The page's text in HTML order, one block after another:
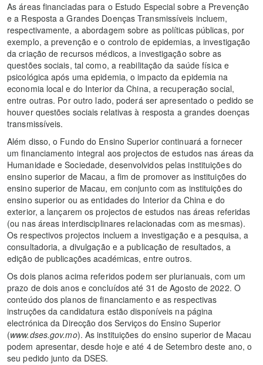
As áreas financiadas para o Estudo Especial sobre a Prevenção
e a Resposta a Grandes Doenças Transmissíveis incluem,
respectivamente, a abordagem sobre as políticas públicas, por
exemplo, a prevenção e o controlo de epidemias, a investigação
da criação de recursos médicos, a investigação sobre as
questões sociais, tal como, a reabilitação da saúde física e
psicológica após uma epidemia, o impacto da epidemia na
economia local e do Interior da China, a recuperação social,
entre outras. Por outro lado, poderá ser apresentado o pedido se
houver questões sociais relativas à resposta a grandes doenças
transmissíveis.
Além disso, o Fundo do Ensino Superior continuará a fornecer
um financiamento integral aos projectos de estudos nas áreas da
Humanidade e Sociedade, desenvolvidos pelas instituições do
ensino superior de Macau, a fim de promover as instituições do
ensino superior de Macau, em conjunto com as instituições do
ensino superior ou as entidades do Interior da China e do
exterior, a lançarem os projectos de estudos nas áreas referidas
(ou nas áreas interdisciplinares relacionadas com as mesmas).
Os respectivos projectos incluem a investigação e a pesquisa, a
consultadoria, a divulgação e a publicação de resultados, a
edição de publicações académicas, entre outros.
Os dois planos acima referidos podem ser plurianuais, com um
prazo de dois anos e concluídos até 31 de Agosto de 2022. O
conteúdo dos planos de financiamento e as respectivas
instruções da candidatura estão disponíveis na página
electrónica da Direcção dos Serviços do Ensino Superior
(www.dses.gov.mo). As instituições do ensino superior de Macau
podem apresentar, desde hoje e até 4 de Setembro deste ano, o
seu pedido junto da DSES.